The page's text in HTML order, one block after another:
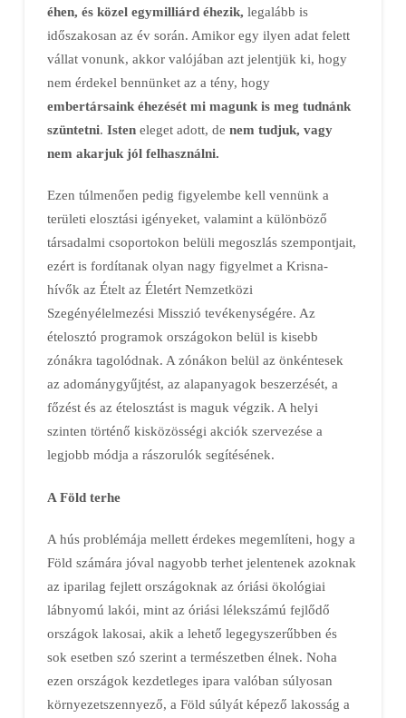
éhen, és közel egymilliárd éhezik, legalább is
időszakosan az év során. Amikor egy ilyen adat felett
vállat vonunk, akkor valójában azt jelentjük ki, hogy
nem érdekel bennünket az a tény, hogy
embertársaink éhezését mi magunk is meg tudnánk
szüntetni. Isteneleget adott, de nem tudjuk, vagy
nem akarjuk jól felhasználni.
Ezen túlmenően pedig figyelembe kell vennünk a
területi elosztási igényeket, valamint a különböző
társadalmi csoportokon belüli megoszlás szempontjait,
ezért is fordítanak olyan nagy figyelmet a Krisna-
hívők az Ételt az Életért Nemzetközi
Szegényélelmezési Misszió tevékenységére. Az
ételosztó programok országokon belül is kisebb
zónákra tagolódnak. A zónákon belül az önkéntesek
az adománygyűjtést, az alapanyagok beszerzését, a
főzést és az ételosztást is maguk végzik. A helyi
szinten történő kisközösségi akciók szervezése a
legjobb módja a rászorulók segítésének.
A Föld terhe
A hús problémája mellett érdekes megemlíteni, hogy a
Föld számára jóval nagyobb terhet jelentenek azoknak
az iparilag fejlett országoknak az óriási ökológiai
lábnyomú lakói, mint az óriási lélekszámú fejlődő
országok lakosai, akik a lehető legegyszerűbben és
sok esetben szó szerint a természetben élnek. Noha
ezen országok kezdetleges ipara valóban súlyosan
környezetszennyező, a Föld súlyát képező lakosság a